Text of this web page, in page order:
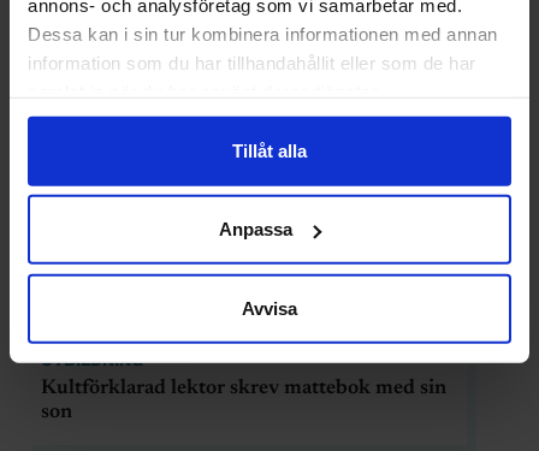
annons- och analysföretag som vi samarbetar med.
Dessa kan i sin tur kombinera informationen med annan
information som du har tillhandahållit eller som de har
Tillåt alla
Anpassa
Avvisa
UTBILDNING
Kultförklarad lektor skrev mattebok med sin
son